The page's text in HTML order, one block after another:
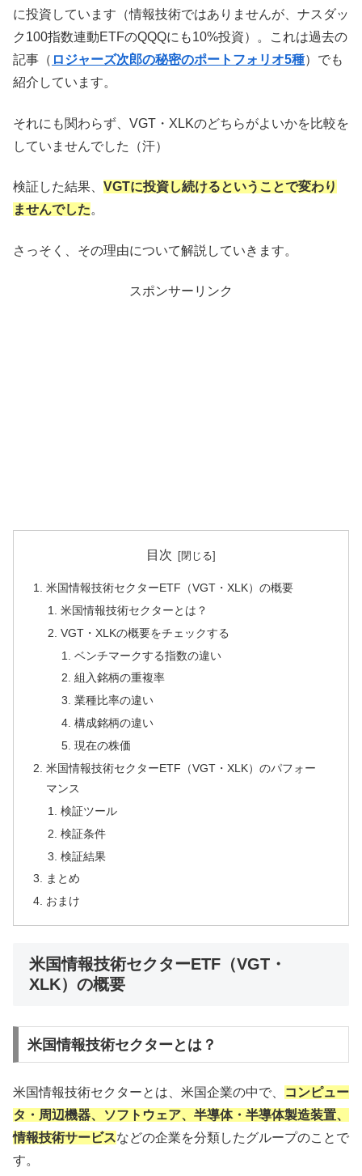
に投資しています（情報技術ではありませんが、ナスダッ
ク100指数連動ETFのQQQにも10%投資）。これは過去の
記事（ ロジャーズ次郎の秘密のポートフォリオ5種）でも
紹介しています。
それにも関わらず、VGT・XLKのどちらがよいかを比較を
していませんでした（汗）
検証した結果、 VGTに投資し続けるということで変わり
ませんでした。
さっそく、その理由について解説していきます。
スポンサーリンク
目次
米国情報技術セクターETF（VGT・XLK）の概要
米国情報技術セクターとは？
VGT・XLKの概要をチェックする
ベンチマークする指数の違い
組入銘柄の重複率
業種比率の違い
構成銘柄の違い
現在の株価
米国情報技術セクターETF（VGT・XLK）のパフォー
マンス
検証ツール
検証条件
検証結果
まとめ
おまけ
米国情報技術セクターETF（VGT・
XLK）の概要
米国情報技術セクターとは？
米国情報技術セクターとは、米国企業の中で、
コンピュー
タ・周辺機器、ソフトウェア、半導体・半導体製造装置、
情報技術サービスなどの企業を分類したグループのことで
す。